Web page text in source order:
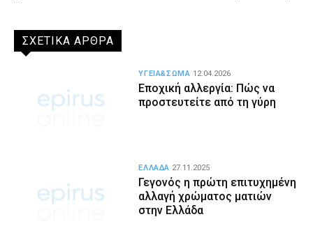
ΣΧΕΤΙΚΑ ΑΡΘΡΑ
Εποχική αλλεργία: Πώς να
προστευτείτε από τη γύρη
ΥΓΕΙΑ&ΣΩΜΑ 12.04.2026
Γεγονός η πρώτη επιτυχημένη
αλλαγή χρώματος ματιών
στην Ελλάδα
ΕΛΛΑΔΑ 27.11.2025